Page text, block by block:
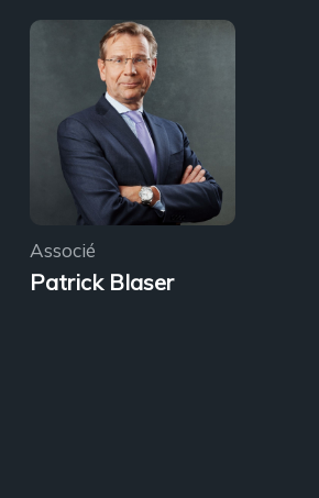
Associé
Patrick Blaser